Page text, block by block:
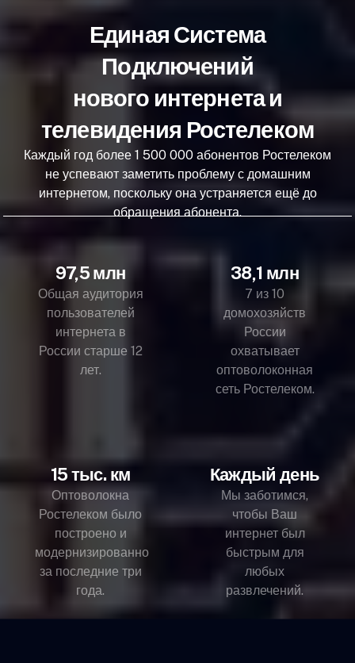
Единая Система
Подключений
нового интернета и
телевидения Ростелеком
Каждый год более 1 500 000 абонентов Ростелеком
не успевают заметить проблему с домашним
интернетом, поскольку она устраняется ещё до
обращения абонента.
97,5 млн
Общая аудитория
пользователей
интернета в
России старше 12
лет.
38,1 млн
7 из 10
домохозяйств
России
охватывает
оптоволоконная
сеть Ростелеком.
15 тыс. км
Оптоволокна
Ростелеком было
построено и
модернизированно
за последние три
года.
Каждый день
Мы заботимся,
чтобы Ваш
интернет был
быстрым для
любых
развлечений.